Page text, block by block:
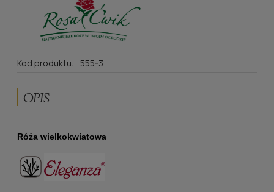
Kod produktu: 555-3
OPIS
Róża wielkokwiatowa